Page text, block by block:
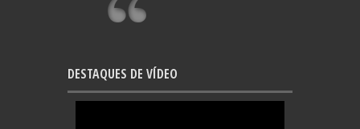
DESTAQUES DE VÍDEO